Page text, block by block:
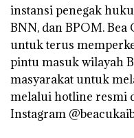
instansi penegak
BNN, dan BPOM.
untuk terus
pintu masuk wilayah
masyarakat untuk
melalui hotline resmi
Instagram